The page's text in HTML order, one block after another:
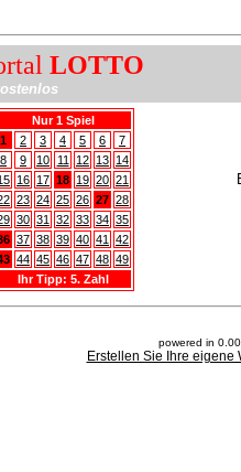
LOTTO
Nur 1 Spiel
1
2 3 4 5 6
7
8
9 10 11 12 13 14
16 17 18 19 20 21
23 24 25 26 27 28
30 31 32 33 34 35
37 38 39 40 41
42
44 45 46 47 48 49
Ihr Tipp: 5. Zahl
powered in
Erstellen Sie Ihre eigene